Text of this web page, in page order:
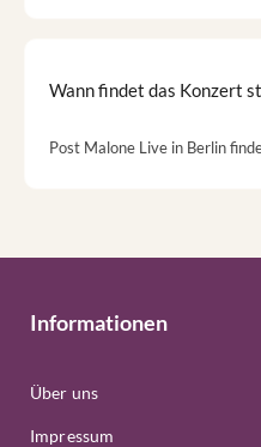
Wann findet das Konzert
Post Malone Live in Berlin
Informationen
Über uns
Impressum